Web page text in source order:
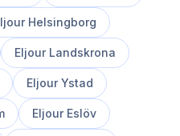
Helsingborg
Eljour Landskrona
Eljour Ystad
Eljour Eslöv